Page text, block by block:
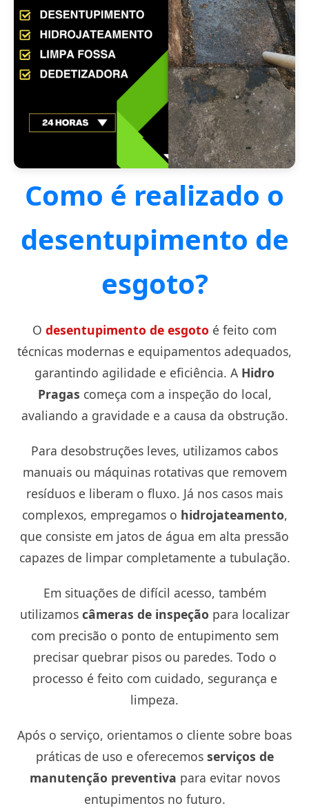
Como é realizado o
desentupimento de
esgoto?
O desentupimento de esgoto é feito com
técnicas modernas e equipamentos adequados,
garantindo agilidade e eficiência. A Hidro
Pragas começa com a inspeção do local,
avaliando a gravidade e a causa da obstrução.
Para desobstruções leves, utilizamos cabos
manuais ou máquinas rotativas que removem
resíduos e liberam o fluxo. Já nos casos mais
complexos, empregamos o hidrojateamento,
que consiste em jatos de água em alta pressão
capazes de limpar completamente a tubulação.
Em situações de difícil acesso, também
utilizamos câmeras de inspeção para localizar
com precisão o ponto de entupimento sem
precisar quebrar pisos ou paredes. Todo o
processo é feito com cuidado, segurança e
limpeza.
Após o serviço, orientamos o cliente sobre boas
práticas de uso e oferecemos serviços de
manutenção preventiva para evitar novos
entupimentos no futuro.